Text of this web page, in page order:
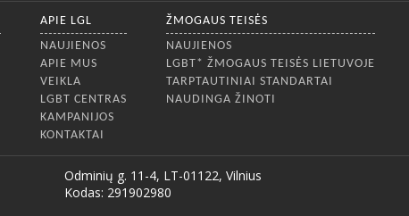
APIE LGL
NAUJIENOS
APIE MUS
VEIKLA
LGBT CENTRAS
KAMPANIJOS
KONTAKTAI
ŽMOGAUS TEISĖS
NAUJIENOS
LGBT* ŽMOGAUS TEISĖS LIETUVOJE
TARPTAUTINIAI STANDARTAI
NAUDINGA ŽINOTI
Odminių g. 11-4, LT-01122, Vilnius
Kodas: 291902980